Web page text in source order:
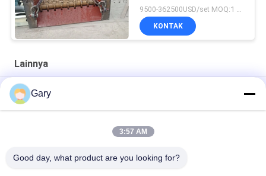
KONTAK
Lainnya
50CBM 2.8M Diameter 8.4M Panjang Tangki Tekanan Tinggi
20TPH 45% Granularity 0.35mm Dewatering Vibrating Screen
23r / min 900 × 1800mm Jenis Horizontal 90% Alumina Liner
Gary
3:57 AM
Good day, what product are you looking for?